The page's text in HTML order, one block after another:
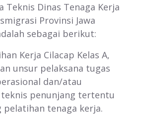
Teknis Dinas Tenaga Kerja
Provinsi Jawa
sebagai berikut:
Kerja Cilacap Kelas A,
unsur pelaksana tugas
dan/atau
penunjang tertentu
pelatihan tenaga kerja.